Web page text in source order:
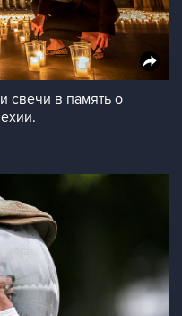
свечи в память о